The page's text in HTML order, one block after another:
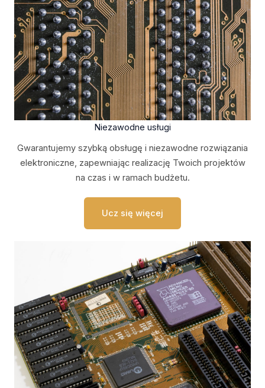
Niezawodne usługi
Gwarantujemy szybką obsługę i niezawodne rozwiązania
elektroniczne, zapewniając realizację Twoich projektów
na czas i w ramach budżetu.
Ucz się więcej